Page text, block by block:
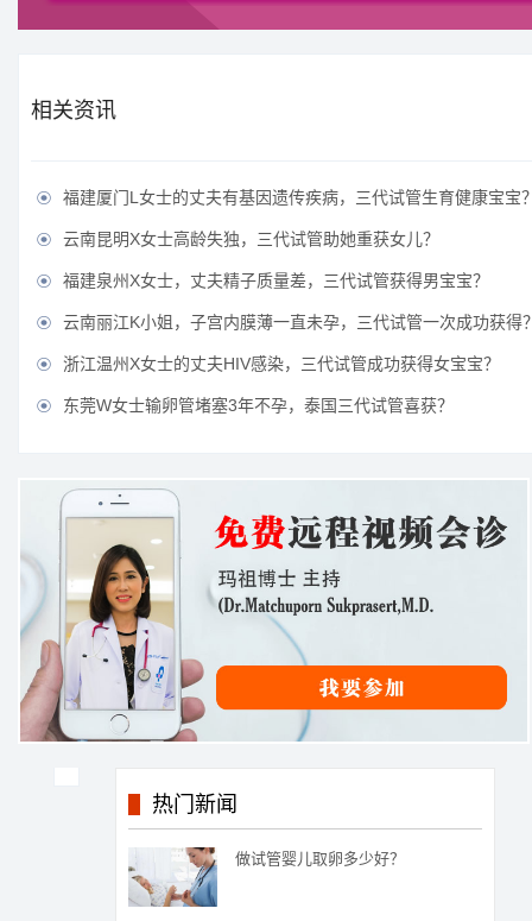
相关资讯
 福建厦门L女士的丈夫有基因遗传疾病，三代试管生育健康宝宝
 云南昆明X女士高龄失独，三代试管助她重获女儿？
 福建泉州X女士，丈夫精子质量差，三代试管获得男宝宝？
 云南丽江K小姐，子宫内膜薄一直未孕，三代试管一次成功获得
 浙江温州X女士的丈夫HIV感染，三代试管成功获得女宝宝？
 东莞W女士输卵管堵塞3年不孕，泰国三代试管喜获？
热门新闻
做试管婴儿取卵多少好？